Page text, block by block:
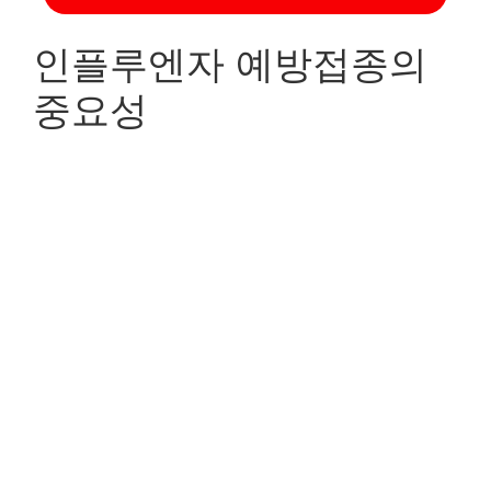
인플루엔자 예방접종의
중요성